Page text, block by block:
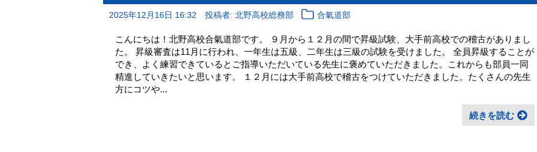
2025年12月16日 16:32 投稿者: 北野高校総務部 合氣道部
こんにちは！北野高校合氣道部です。 ９月から１２月の間で昇級試験、大手前高校での稽古がありまし
た。 昇級審査は11月に行われ、一年生は五級、二年生は三級の試験を受けました。 全員昇級することが
でき、よく練習できているとご指導いただいている先生に褒めていただきました。これからも部員一同
精進していきたいと思います。 １２月には大手前高校で稽古をつけていただきました。たくさんの先生
方にコツや...
続きを読む